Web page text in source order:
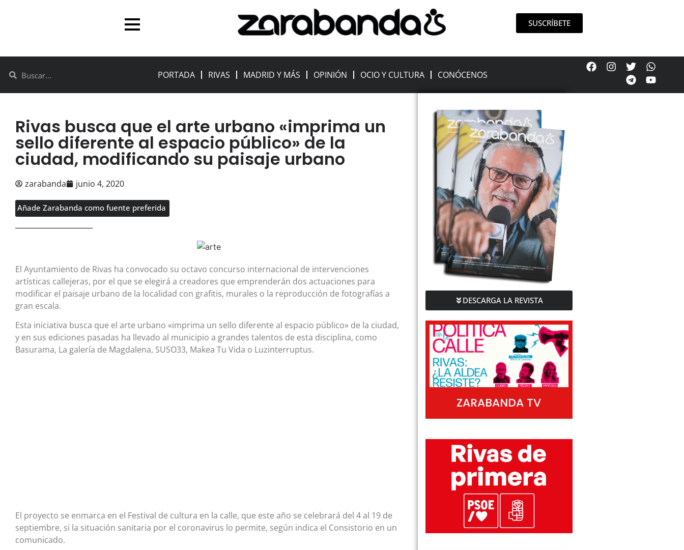
SUSCRÍBETE
PORTADA RIVAS MADRID Y MÁS OPINIÓN OCIO Y CULTURA CONÓCENOS
Rivas busca que el arte urbano «imprima un
sello diferente al espacio público» de la
ciudad, modificando su paisaje urbano
zarabanda junio 4, 2020
Añade Zarabanda como fuente preferida
El Ayuntamiento de Rivas ha convocado su octavo concurso internacional de intervenciones
artísticas callejeras, por el que se elegirá a creadores que emprenderán dos actuaciones para
modificar el paisaje urbano de la localidad con grafitis, murales o la reproducción de fotografías a
gran escala.
Esta iniciativa busca que el arte urbano «imprima un sello diferente al espacio público» de la ciudad,
y en sus ediciones pasadas ha llevado al municipio a grandes talentos de esta disciplina, como
Basurama, La galería de Magdalena, SUSO33, Makea Tu Vida o Luzinterruptus.
El proyecto se enmarca en el Festival de cultura en la calle, que este año se celebrará del 4 al 19 de
septiembre, si la situación sanitaria por el coronavirus lo permite, según indica el Consistorio en un
comunicado.
DESCARGA LA REVISTA
ZARABANDA TV